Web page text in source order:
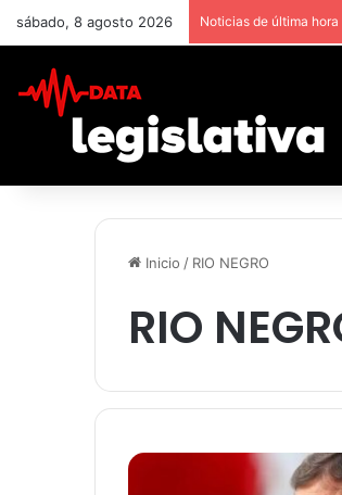
sábado, 8 agosto 2026 Noticias de última hora
Inicio / RIO NEGRO
RIO